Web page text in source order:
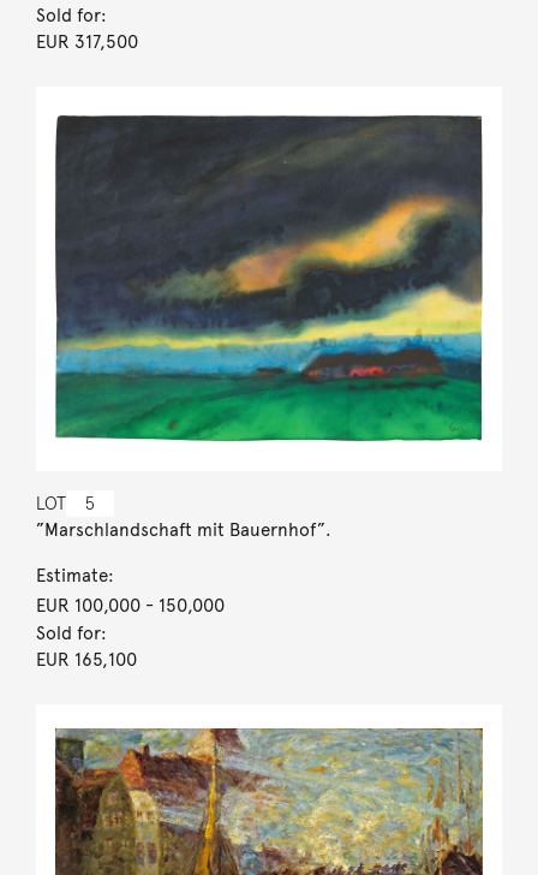
Sold for:
EUR 317,500
LOT 5
”Marschlandschaft mit Bauernhof”.
Estimate:
EUR 100,000- 150,000
Sold for:
EUR 165,100